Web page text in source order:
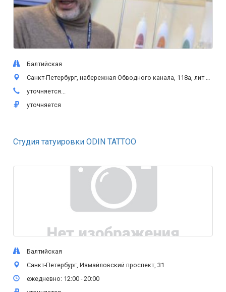
Балтийская
Санкт-Петербург, набережная Обводного канала, 118а, лит АЕ
уточняется...
уточняется
Студия татуировки ODIN TATTOO
Балтийская
Санкт-Петербург, Измайловский проспект, 31
ежедневно: 12:00 - 20:00